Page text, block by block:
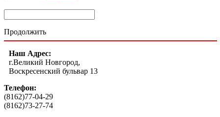
Продолжить
Наш Адрес:
г.Великий Новгород,
Воскресенский бульвар 13
Телефон:
(8162)77-04-29
(8162)73-27-74